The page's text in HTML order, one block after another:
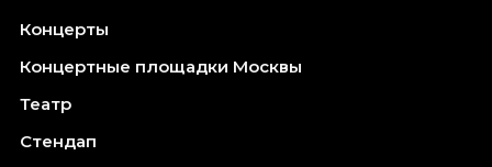
Концерты
Концертные площадки Москвы
Театр
Стендап